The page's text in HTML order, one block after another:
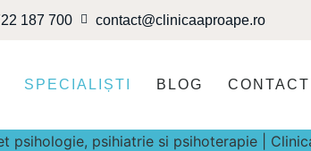
187 700 contact@clinicaaproape.ro
SPECIALIȘTI BLOG CONTACT